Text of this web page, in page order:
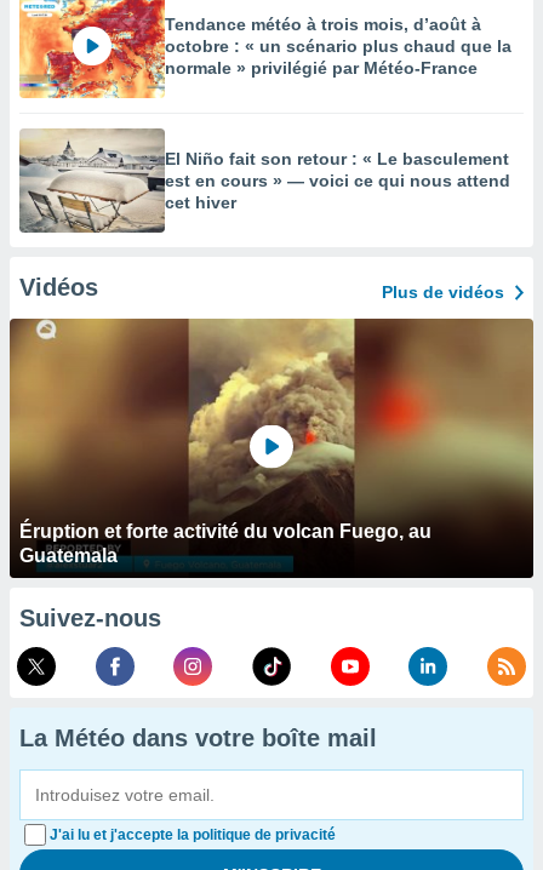
Tendance météo à trois mois, d’août à
octobre : « un scénario plus chaud que la
normale » privilégié par Météo-France
El Niño fait son retour : « Le basculement
est en cours » — voici ce qui nous attend
cet hiver
Vidéos Plus de vidéos
Éruption et forte activité du volcan Fuego, au
Guatemala
Suivez-nous
La Météo dans votre boîte mail
J'ai lu et j'accepte la politique de privacité